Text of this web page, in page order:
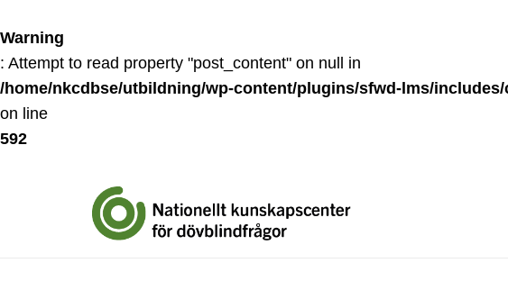
Warning
: Attempt to read property "post_content" on null in
/home/nkcdbse/utbildning/wp-content/plugins/sfwd-lms/
on line
592